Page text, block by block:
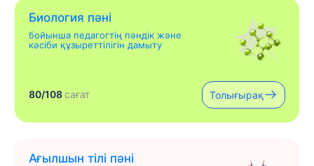
Биология пәні
бойынша педагогтің пәндік және
кәсіби құзыреттілігін дамыту
80/108сағат Толығырақ
Ағылшын тілі пәні